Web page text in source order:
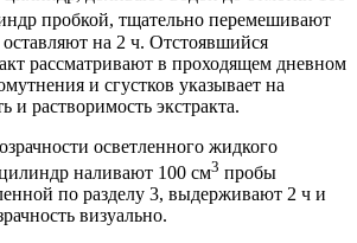
пробкой, тщательно перемешивают
на 2 ч. Отстоявшийся
рассматривают в проходящем дневном
и сгустков указывает на
и растворимость экстракта.
осветленного жидкого
наливают 100 см3 пробы
по разделу 3, выдерживают 2 ч и
визуально.